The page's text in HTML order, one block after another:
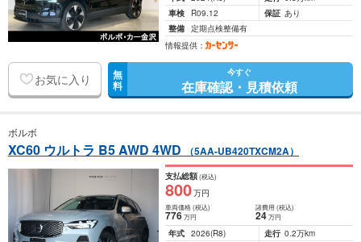
車検
R09.12 保証 あり
整備 定期点検整備有
情報提供：
お気に入り 無
料
今すぐ
在庫確認・見積依頼
ボルボ
XC60 ウルトラ B5 AWD 4WD （5AA-UB420TXCM2A）
支払総額(税込)
800万円
車両価格(税込)
776万円
諸費用 (税込)
24 万円
年式 2026(R8) 走行 0.2万km